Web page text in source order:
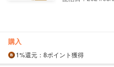
購入
1%還元 ：8ポイント獲得